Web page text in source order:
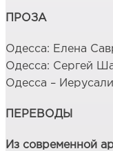
ПРОЗА
Одесса: Елена
Одесса: Сергей
Одесса –
ПЕРЕВОДЫ
Из современной